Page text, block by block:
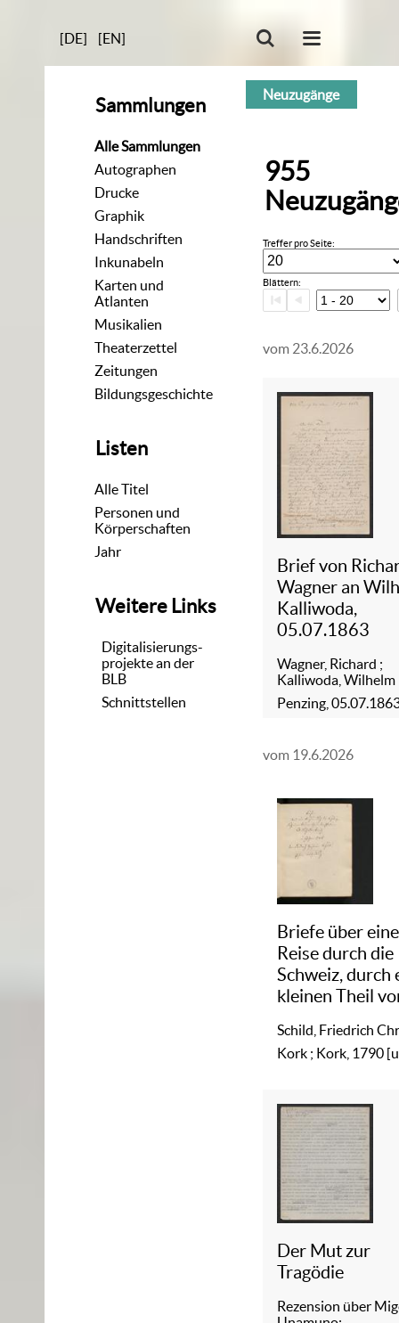
[DE] [EN]
Sammlungen
Alle Sammlungen
Autographen
Drucke
Graphik
Handschriften
Inkunabeln
Karten und
Atlanten
Musikalien
Theaterzettel
Zeitungen
Bildungsgeschichte
Listen
Alle Titel
Personen und
Körperschaften
Jahr
Weitere Links
Digitalisierungs-
projekte an der
BLB
Schnittstellen
Neuzugänge
955
Treffer pro Seite:
Blättern:
vom 23.6.2026
Brief von
Wagner an
Kalliwoda,
05.07.1863
Wagner, Richard ;
Kalliwoda, Wilhelm
Penzing,
vom 19.6.2026
Briefe über eine
Reise durch die
Schweiz, durch
kleinen Theil
Frankreich im
1786
Schild, Friedrich
Kork ; Kork, 1790
Der Mut zur
Tragödie
Rezension über